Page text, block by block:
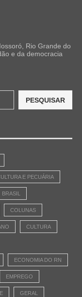
Rio Grande do
e da democracia
PESQUISAR
E PECUÁRIA
BRASIL
COLUNAS
CULTURA
ECONOMIA DO RN
EMPREGO
GERAL